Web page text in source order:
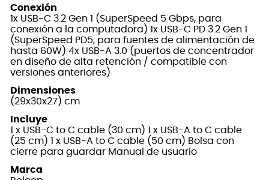
Conexión
1x USB-C 3.2 Gen 1 (SuperSpeed 5 Gbps, para
conexión a la computadora) 1x USB-C PD 3.2 Gen 1
(SuperSpeed PD5, para fuentes de alimentación de
hasta 60W) 4x USB-A 3.0 (puertos de concentrador
en diseño de alta retención / compatible con
versiones anteriores)
Dimensiones
(29x30x27) cm
Incluye
1 x USB-C to C cable (30 cm) 1 x USB-A to C cable
(25 cm) 1 x USB-A to C cable (50 cm) Bolsa con
cierre para guardar Manual de usuario
Marca